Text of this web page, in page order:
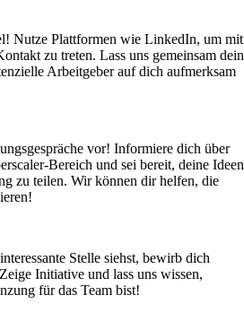
Nutze Plattformen wie LinkedIn, um mit
zu treten. Lass uns gemeinsam dein
Arbeitgeber auf dich aufmerksam
vor! Informiere dich über
Bereich und sei bereit, deine Ideen
zu teilen. Wir können dir helfen, die
Stelle siehst, bewirb dich
Initiative und lass uns wissen,
für das Team bist!